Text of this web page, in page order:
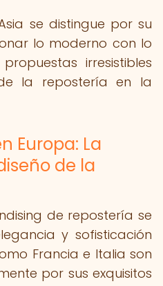
se distingue por su
lo moderno con lo
irresistibles
la repostería en la
Europa: La
de la
de repostería se
y sofisticación
Francia e Italia son
por sus exquisitos